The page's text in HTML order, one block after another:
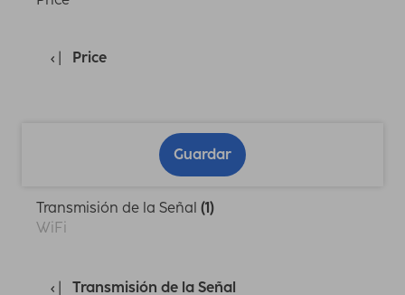
Price
Guardar
Transmisión de la Señal (1)
WiFi
Transmisión de la Señal